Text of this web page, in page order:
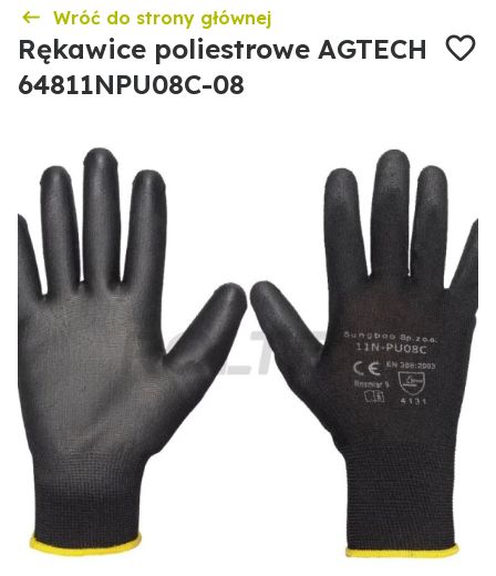
Wróć do strony głównej
Rękawice poliestrowe AGTECH
64811NPU08C-08